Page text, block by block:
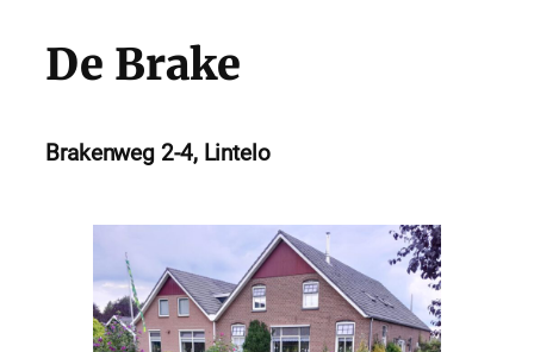
De Brake
Brakenweg 2-4, Lintelo